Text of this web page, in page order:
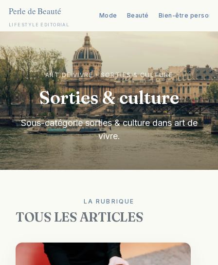
LIFESTYLE ÉDITORIAL
Mode Beauté Bien-être
au
contenu
ART DE VIVRE › SORTIES & CULTURE
Sorties & culture
Sous-catégorie sorties & culture dans art de
vivre.
LA RUBRIQUE
TOUS LES ARTICLES